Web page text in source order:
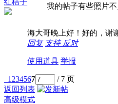
我的帖子有些照片
海大哥晚上好！好的，谢
回复 支持 反对
使用道具 举报
1 234567
/ 7 页
返回列表
高级模式